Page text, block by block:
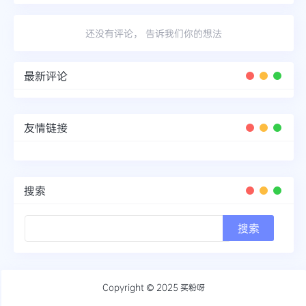
还没有评论， 告诉我们你的想法
最新评论
友情链接
搜索
Copyright © 2025 买粉呀